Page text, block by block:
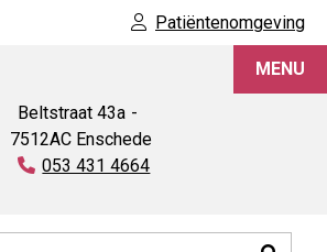
Patiëntenomgeving
Beltstraat43a
7512AC Enschede
Tel:
053 431 4664
MENU